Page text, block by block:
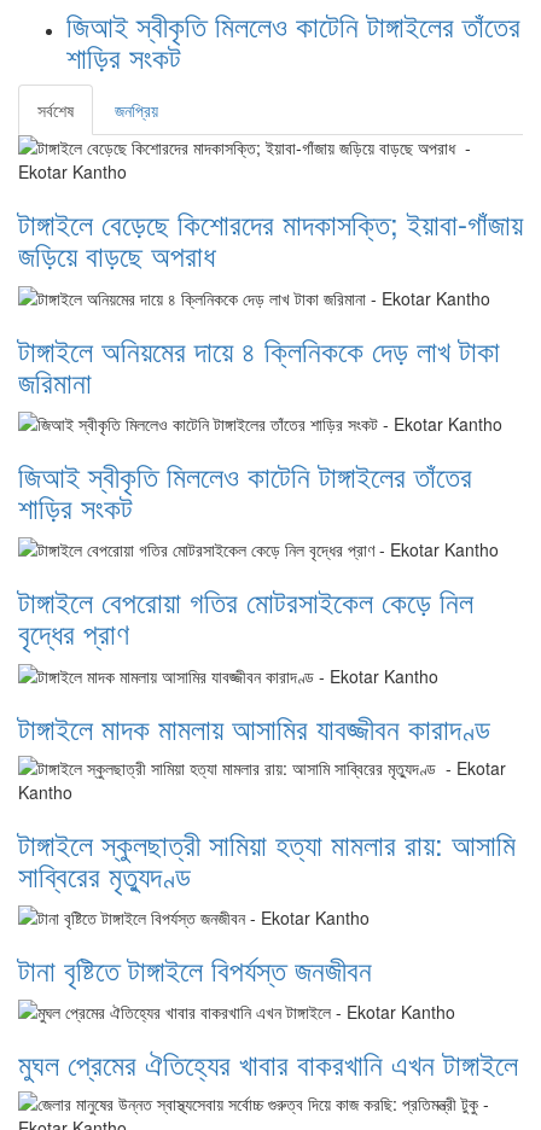
জিআই স্বীকৃতি মিললেও কাটেনি টাঙ্গাইলের তাঁতের
শাড়ির সংকট
সর্বশেষ জনপ্রিয়
টাঙ্গাইলে বেড়েছে কিশোরদের মাদকাসক্তি; ইয়াবা-গাঁজায়
জড়িয়ে বাড়ছে অপরাধ
টাঙ্গাইলে অনিয়মের দায়ে ৪ ক্লিনিককে দেড় লাখ টাকা
জরিমানা
জিআই স্বীকৃতি মিললেও কাটেনি টাঙ্গাইলের তাঁতের
শাড়ির সংকট
টাঙ্গাইলে বেপরোয়া গতির মোটরসাইকেল কেড়ে নিল
বৃদ্ধের প্রাণ
টাঙ্গাইলে মাদক মামলায় আসামির যাবজ্জীবন কারাদণ্ড
টাঙ্গাইলে স্কুলছাত্রী সামিয়া হত্যা মামলার রায়: আসামি
সাব্বিরের মৃত্যুদণ্ড
টানা বৃষ্টিতে টাঙ্গাইলে বিপর্যস্ত জনজীবন
মুঘল প্রেমের ঐতিহ্যের খাবার বাকরখানি এখন টাঙ্গাইলে